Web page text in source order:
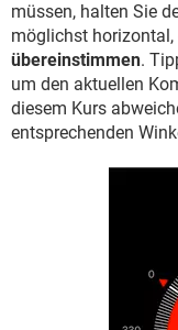
müssen, halten Sie
möglichst
übereinstimmen.
um den aktuellen
diesem Kurs
entsprechenden